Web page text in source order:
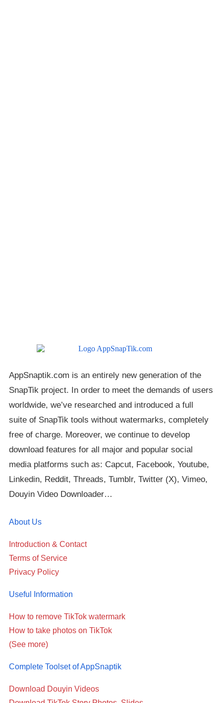
AppSnaptik.com is an entirely new generation of the
SnapTik project. In order to meet the demands of users
worldwide, we’ve researched and introduced a full
suite of SnapTik tools without watermarks, completely
free of charge. Moreover, we continue to develop
download features for all major and popular social
media platforms such as: Capcut, Facebook, Youtube,
Linkedin, Reddit, Threads, Tumblr, Twitter (X), Vimeo,
Douyin Video Downloader…
About Us
Introduction & Contact
Terms of Service
Privacy Policy
Useful Information
How to remove TikTok watermark
How to take photos on TikTok
(See more)
Complete Toolset of AppSnaptik
Download Douyin Videos